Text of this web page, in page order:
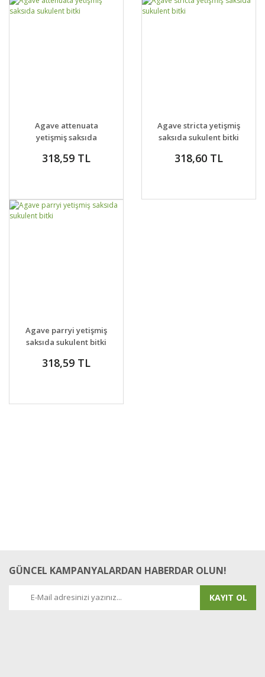
VER
Agave attenuata
yetişmiş saksıda
318,59 TL
VER
Agave stricta yetişmiş
saksıda sukulent bitki
318,60 TL
VER
Agave parryi yetişmiş
saksıda sukulent bitki
318,59 TL
GÜNCEL KAMPANYALARDAN HABERDAR OLUN!
KAYIT OL